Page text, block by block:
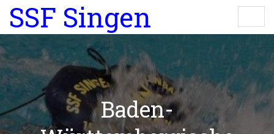
SSF Singen
Baden-